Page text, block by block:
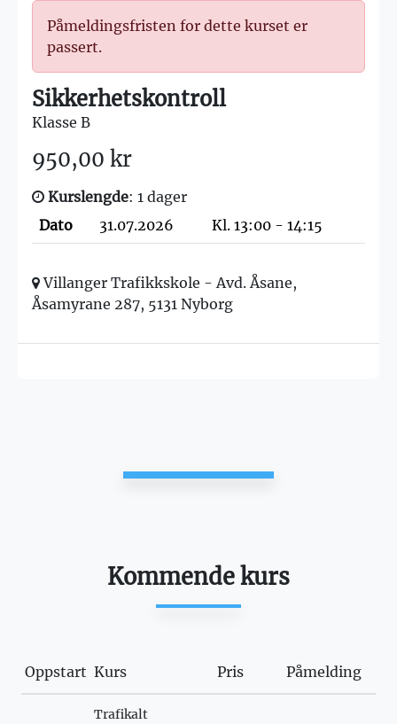
Påmeldingsfristen for dette kurset er
passert.
Sikkerhetskontroll
Klasse B
950,00 kr
Kurslengde: 1 dager
Dato
31.07.2026 Kl. 13:00 - 14:15
Villanger Trafikkskole - Avd. Åsane,
Åsamyrane 287, 5131 Nyborg
Kommende kurs
Oppstart Kurs Pris Påmelding
Trafikalt